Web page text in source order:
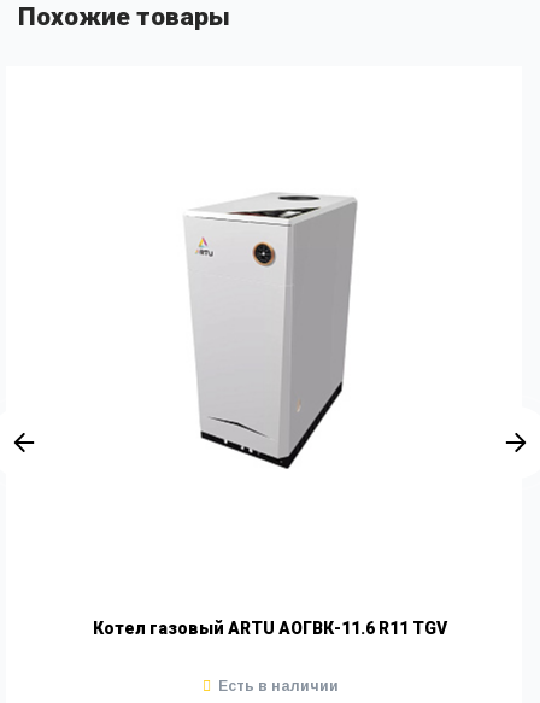
Похожие товары
Котел газовый ARTU АОГВК-11.6 R11 TGV
Есть в наличии